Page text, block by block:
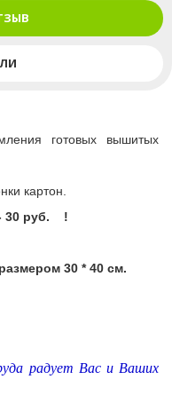
готовых вышитых
картон.
30 руб. !
30 * 40 см.
радует Вас и Ваших